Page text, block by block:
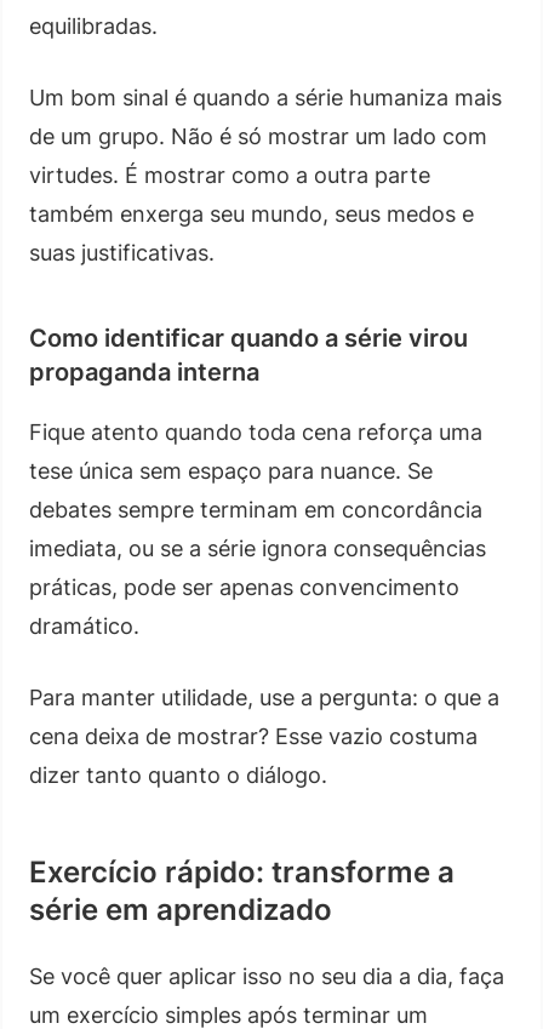
equilibradas.
Um bom sinal é quando a série humaniza mais
de um grupo. Não é só mostrar um lado com
virtudes. É mostrar como a outra parte
também enxerga seu mundo, seus medos e
suas justificativas.
Como identificar quando a série virou
propaganda interna
Fique atento quando toda cena reforça uma
tese única sem espaço para nuance. Se
debates sempre terminam em concordância
imediata, ou se a série ignora consequências
práticas, pode ser apenas convencimento
dramático.
Para manter utilidade, use a pergunta: o que a
cena deixa de mostrar? Esse vazio costuma
dizer tanto quanto o diálogo.
Exercício rápido: transforme a
série em aprendizado
Se você quer aplicar isso no seu dia a dia, faça
um exercício simples após terminar um